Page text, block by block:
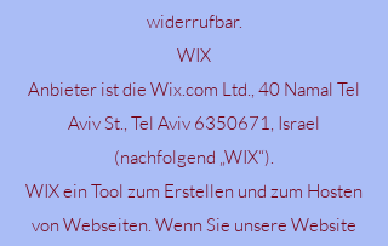
widerrufbar.
WIX
Anbieter ist die Wix.com Ltd., 40 Namal Tel
Aviv St., Tel Aviv 6350671, Israel
(nachfolgend „WIX“).
WIX ein Tool zum Erstellen und zum Hosten
von Webseiten. Wenn Sie unsere Website